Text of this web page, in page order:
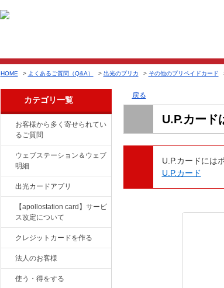
HOME > よくあるご質問（Q&A） > 出光のプリカ > その他のプリペイドカード
カテゴリ一覧
お客様から多く寄せられてい
るご質問
ウェブステーション＆ウェブ
明細
出光カードアプリ
【apollostation card】サービ
ス改定について
クレジットカードを作る
法人のお客様
使う・得をする
戻る
U.P.カード
U.P.カードには
U.P.カード